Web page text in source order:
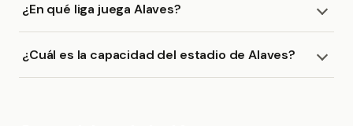
¿En qué liga juega Alaves?
¿Cuál es la capacidad del estadio de Alaves?